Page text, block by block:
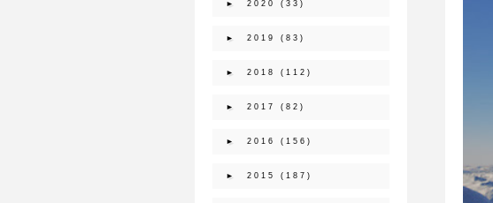
► 2020 (33)
► 2019 (83)
► 2018 (112)
► 2017 (82)
► 2016 (156)
► 2015 (187)